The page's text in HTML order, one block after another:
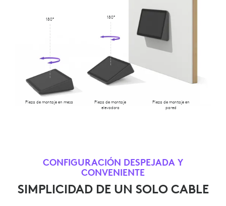
Pieza de montaje en
pared
Pieza de montaje
elevadora
Pieza de montaje en mesa
180°
180°
CONFIGURACIÓN DESPEJADA Y
CONVENIENTE
SIMPLICIDAD DE UN SOLO CABLE